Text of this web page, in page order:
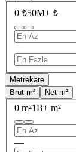
0 ₺50M+ ₺
—
Metrekare
Brüt m²
Net m²
0 m²1B+ m²
—